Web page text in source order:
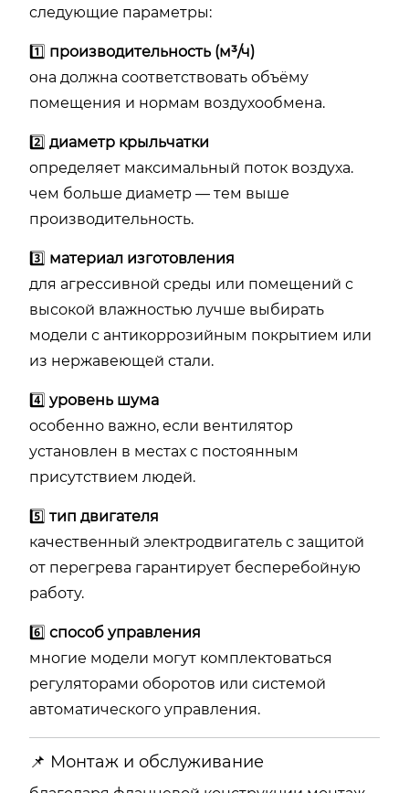
следующие параметры:
1️⃣ производительность (м³/ч)
она должна соответствовать объёму
помещения и нормам воздухообмена.
2️⃣ диаметр крыльчатки
определяет максимальный поток воздуха.
чем больше диаметр — тем выше
производительность.
3️⃣ материал изготовления
для агрессивной среды или помещений с
высокой влажностью лучше выбирать
модели с антикоррозийным покрытием или
из нержавеющей стали.
4️⃣ уровень шума
особенно важно, если вентилятор
установлен в местах с постоянным
присутствием людей.
5️⃣ тип двигателя
качественный электродвигатель с защитой
от перегрева гарантирует бесперебойную
работу.
6️⃣ способ управления
многие модели могут комплектоваться
регуляторами оборотов или системой
автоматического управления.
📌 Монтаж и обслуживание